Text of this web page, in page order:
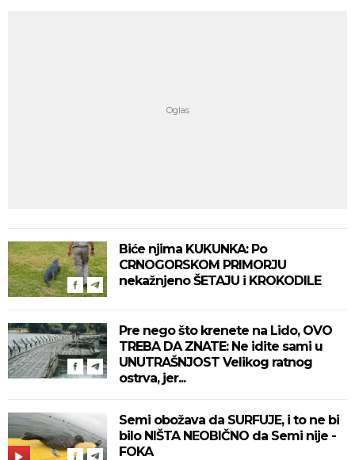
Biće njima KUKUNKA: Po
CRNOGORSKOM PRIMORJU
nekažnjeno ŠETAJU i KROKODILE
Pre nego što krenete na Lido, OVO
TREBA DA ZNATE: Ne idite sami u
UNUTRAŠNJOST Velikog ratnog
ostrva, jer...
Semi obožava da SURFUJE, i to ne bi
bilo NIŠTA NEOBIČNO da Semi nije -
FOKA